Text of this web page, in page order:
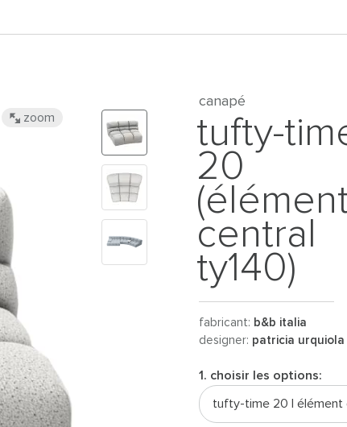
zoom
canapé
tufty-
20
central
ty140)
fabricant: b&b italia
designer: patricia urquiola
1. choisir les options: